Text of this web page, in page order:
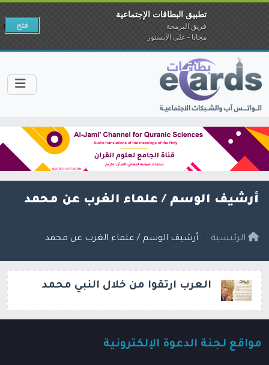
أرشيف الوسم / علماء الغرب عن محمد
الرئيسية أرشيف الوسم / علماء الغرب عن محمد
العرب ارتقوا من خلال النبي محمد
مواقع لجنة الدعوة الإلكترونية
تطبيق البطاقات الإجتماعية
فريق البرمجة
مجانا - على الآبستور
فتح